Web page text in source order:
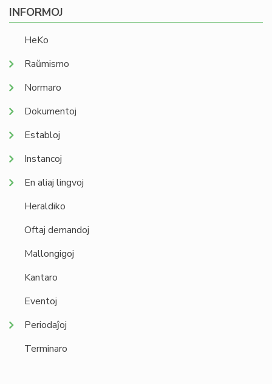
INFORMOJ
HeKo
Raŭmismo
Normaro
Dokumentoj
Establoj
Instancoj
En aliaj lingvoj
Heraldiko
Oftaj demandoj
Mallongigoj
Kantaro
Eventoj
Periodaĵoj
Terminaro